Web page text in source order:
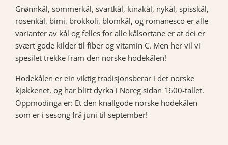
Grønnkål, sommerkål, svartkål, kinakål, nykål, spisskål,
rosenkål, bimi, brokkoli, blomkål, og romanesco er alle
varianter av kål og felles for alle kålsortane er at dei er
svært gode kilder til fiber og vitamin C. Men her vil vi
spesilet trekke fram den norske hodekålen!
Hodekålen er ein viktig tradisjonsberar i det norske
kjøkkenet, og har blitt dyrka i Noreg sidan 1600-tallet.
Oppmodinga er: Et den knallgode norske hodekålen
som er i sesong frå juni til september!